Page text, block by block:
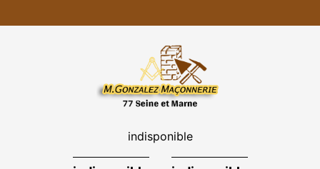
indisponible